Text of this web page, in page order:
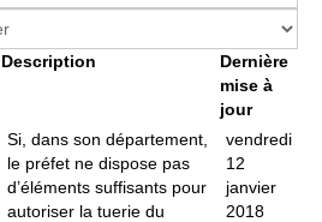
Description
Dernière
mise à
jour
Si, dans son département,
le préfet ne dispose pas
d’éléments suffisants pour
autoriser la tuerie du
vendredi
12
janvier
2018